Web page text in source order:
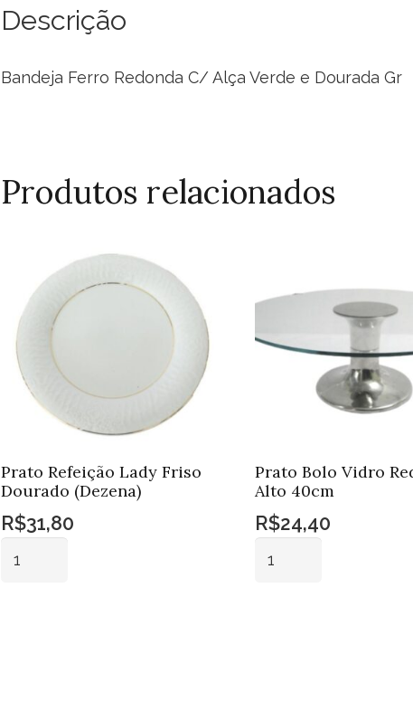
Gr
Descrição
Bandeja Ferro Redonda C/ Alça Verde e Dourada Gr
Produtos relacionados
Prato Refeição Lady Friso
Dourado (Dezena)
R$31,80
Prato Bolo Vidro
Alto 40cm
R$24,40